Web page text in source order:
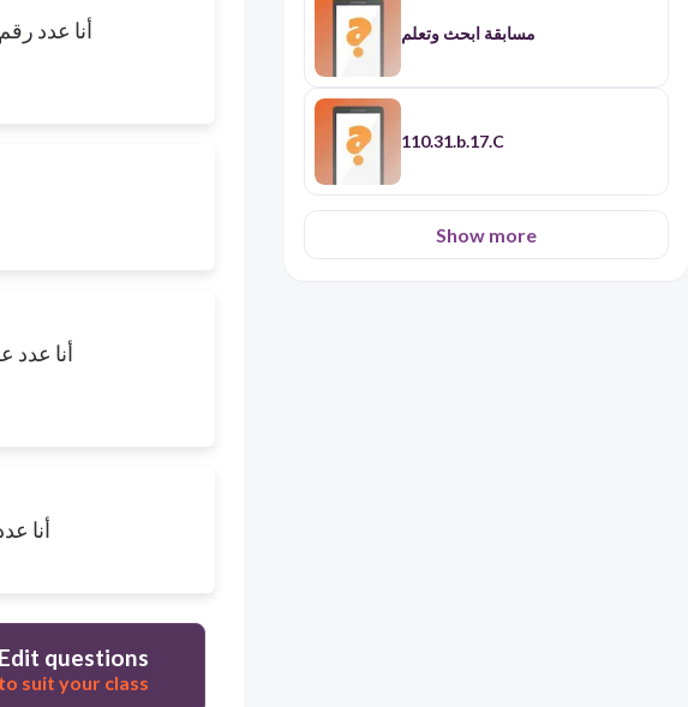
أنا عدد
Edit questions
to suit your class
مسابقة ابحث وتعلم
110.31.b.17.C
Show more